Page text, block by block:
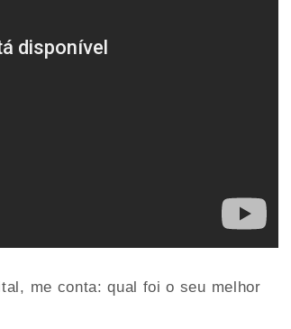
me conta: qual foi o seu melhor